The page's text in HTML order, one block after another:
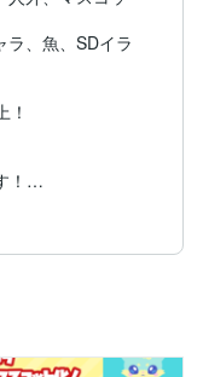
、魚、SDイラ
たいと思いま